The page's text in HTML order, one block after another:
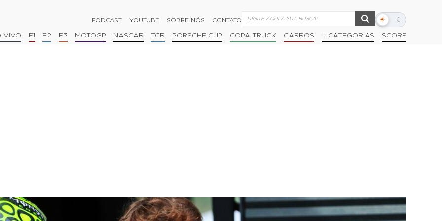
PODCAST YOUTUBE SOBRE NÓS CONTATO ☀ ☾
Alternar
escuro
VIVO F1 F2 F3 MOTOGP NASCAR TCR PORSCHE CUP COPA TRUCK CARROS + CATEGORIAS SCORE